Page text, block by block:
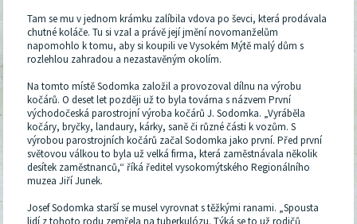
Tam se mu v jednom krámku zalíbila vdova po ševci, která prodávala
chutné koláče. Tu si vzal a právě její jmění novomanželům
napomohlo k tomu, aby si koupili ve Vysokém Mýtě malý dům s
rozlehlou zahradou a nezastavěným okolím.
Na tomto místě Sodomka založil a provozoval dílnu na výrobu
kočárů. O deset let později už to byla továrna s názvem První
východočeská parostrojní výroba kočárů J. Sodomka. „Vyráběla
kočáry, bryčky, landaury, kárky, saně či různé části k vozům. S
výrobou parostrojních kočárů začal Sodomka jako první. Před první
světovou válkou to byla už velká firma, která zaměstnávala několik
desítek zaměstnanců,“ říká ředitel vysokomýtského Regionálního
muzea Jiří Junek.
Josef Sodomka starší se musel vyrovnat s těžkými ranami. „Spousta
lidí z tohoto rodu zemřela na tuberkulózu. Týká se to už rodičů